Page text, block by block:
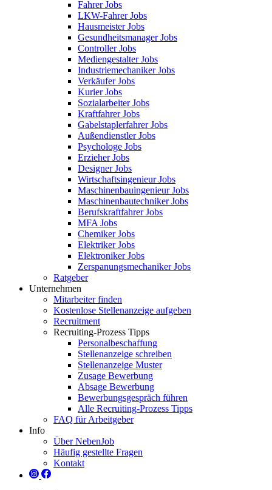
Fahrer Jobs
LKW-Fahrer Jobs
Hausmeister Jobs
Gesundheitsmanager Jobs
Controller Jobs
Mediengestalter Jobs
Industriemechaniker Jobs
Verkäufer Jobs
Kurier Jobs
Sozialarbeiter Jobs
Kraftfahrer Jobs
Gabelstaplerfahrer Jobs
Außendienstler Jobs
Psychologe Jobs
Erzieher Jobs
Designer Jobs
Wirtschaftsingenieur Jobs
Maschinenbauingenieur Jobs
Maschinenbautechniker Jobs
Berufskraftfahrer Jobs
MFA Jobs
Chemiker Jobs
Elektriker Jobs
Elektroniker Jobs
Zerspanungsmechaniker Jobs
Ratgeber
Unternehmen
Mitarbeiter finden
Kostenlose Stellenanzeige aufgeben
Recruitment
Recruiting-Prozess Tipps
Personalbeschaffung
Stellenanzeige schreiben
Stellenanzeige Muster
Zusage Bewerbung
Absage Bewerbung
Bewerbungsgespräch führen
Alle Recruiting-Prozess Tipps
FAQ für Arbeitgeber
Info
Über NebenJob
Häufig gestellte Fragen
Kontakt